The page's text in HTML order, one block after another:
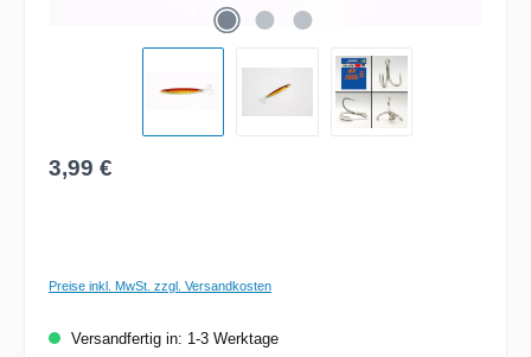
Regulärer Preis:
3,99 €
Preise inkl. MwSt. zzgl. Versandkosten
Versandfertig in: 1-3 Werktage